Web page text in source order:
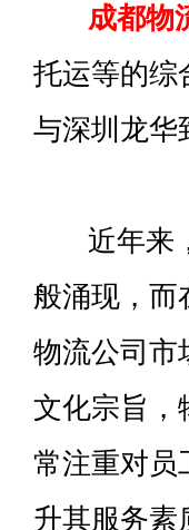
成都物
托运等的综
与深圳龙华
近年来，
般涌现，而
物流公司市
文化宗旨，
常注重对员
升其服务素